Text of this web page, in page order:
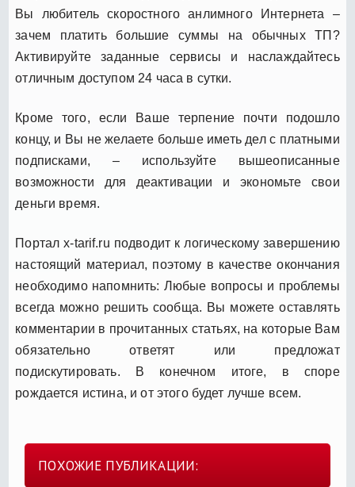
Вы любитель скоростного анлимного Интернета –
зачем платить большие суммы на обычных ТП?
Активируйте заданные сервисы и наслаждайтесь
отличным доступом 24 часа в сутки.
Кроме того, если Ваше терпение почти подошло
концу, и Вы не желаете больше иметь дел с платными
подписками, – используйте вышеописанные
возможности для деактивации и экономьте свои
деньги время.
Портал x-tarif.ru подводит к логическому завершению
настоящий материал, поэтому в качестве окончания
необходимо напомнить: Любые вопросы и проблемы
всегда можно решить сообща. Вы можете оставлять
комментарии в прочитанных статьях, на которые Вам
обязательно ответят или предложат
подискутировать. В конечном итоге, в споре
рождается истина, и от этого будет лучше всем.
ПОХОЖИЕ ПУБЛИКАЦИИ: